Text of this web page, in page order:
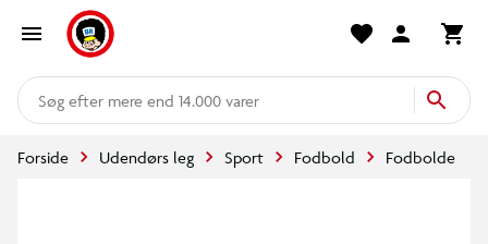
mere end 14.000 varer
Forside Udendørs leg Sport Fodbold Fodbolde